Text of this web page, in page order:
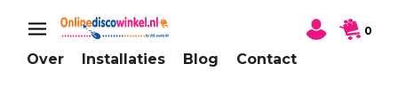
Over Installaties Blog Contact
0